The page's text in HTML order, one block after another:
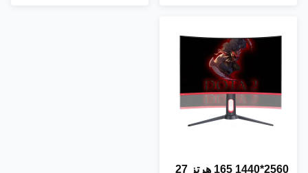
2560*1440 165 هرتز 27